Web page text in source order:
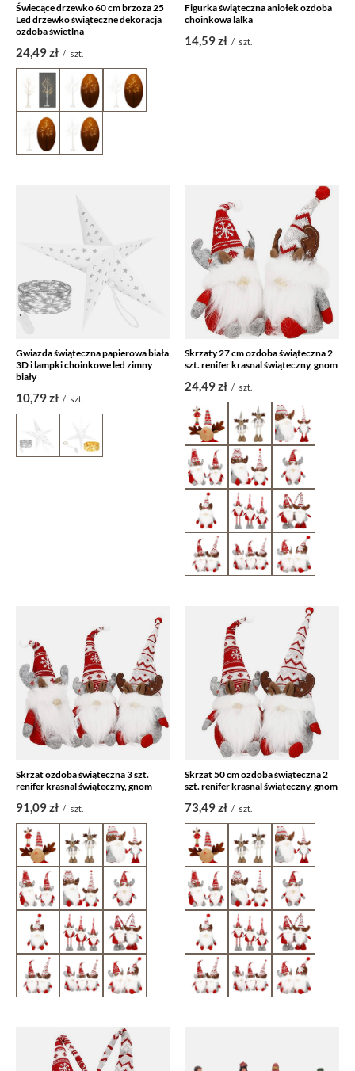
Świecące drzewko 60 cm brzoza 25
Led drzewko świąteczne dekoracja
ozdoba świetlna
24,49 zł / szt.
Figurka świąteczna aniołek ozdoba
choinkowa lalka
14,59 zł / szt.
Gwiazda świąteczna papierowa biała
3D i lampki choinkowe led zimny
biały
10,79 zł / szt.
Skrzaty 27 cm ozdoba świąteczna 2
szt. renifer krasnal świąteczny, gnom
24,49 zł / szt.
Skrzat ozdoba świąteczna 3 szt.
renifer krasnal świąteczny, gnom
91,09 zł / szt.
Skrzat 50 cm ozdoba świąteczna 2
szt. renifer krasnal świąteczny, gnom
73,49 zł / szt.